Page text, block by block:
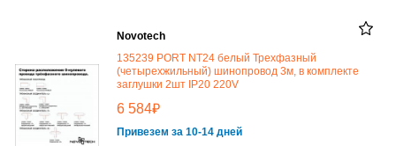
Novotech
135239 PORT NT24 белый Трехфазный
(четырехжильный) шинопровод 3м, в комплекте
заглушки 2шт IP20 220V
6 584₽
Привезем за 10-14 дней